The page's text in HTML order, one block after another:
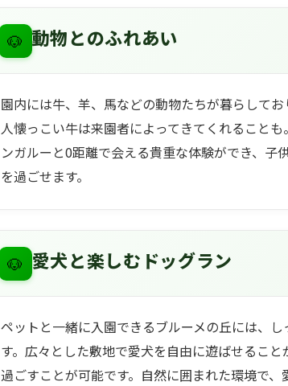
🐶 動物とのふれあい
園内には牛、羊、馬などの動物たちが暮らして
人懐っこい牛は来園者によってきてくれること
ンガルーと0距離で会える貴重な体験ができ、子
を過ごせます。
🐶 愛犬と楽しむドッグラン
ペットと一緒に入園できるブルーメの丘には、
す。広々とした敷地で愛犬を自由に遊ばせるこ
過ごすことが可能です。自然に囲まれた環境で